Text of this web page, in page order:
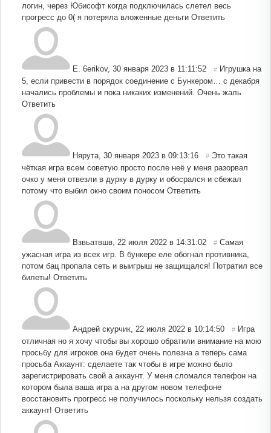
логин, через Юбисофт когда подключилась слетел весь
прогресс до 0( я потеряла вложенные деньги Ответить
E. 6erikov, 30 января 2023 в 11:11:52 # Игрушка на
5, если привести в порядок соединение с Бункером… с декабря
начались проблемы и пока никаких изменений. Очень жаль
Ответить
Нярута 30 января 2023 в 09:13:16 # Это такая
чёткая игра всем советую просто после неё у меня разорвал
очко у меня отвезли в дурку в дурку и обосрался и сбежал
потому что выбил окно своим поносом Ответить
Взвьатвшв 22 июля 2022 в 14:31:02 # Самая
ужасная игра из всех игр. В бункере еле обогнал противника,
потом бац пропала сеть и выигрыш не защищался! Потратил все
билеты! Ответить
Андрей скурчик 22 июля 2022 в 10:14:50 # Игра
отличная но я хочу чтобы вы хорошо обратили внимание на мою
просьбу для игроков она будет очень полезна а теперь сама
просьба Аккаунт: сделаете так чтобы в игре можно было
зарегистрировать свой а аккаунт. У меня сломался телефон на
котором была ваша игра а на другом новом телефоне
восстановить прогресс не получилось поскольку нельзя создать
аккаунт! Ответить